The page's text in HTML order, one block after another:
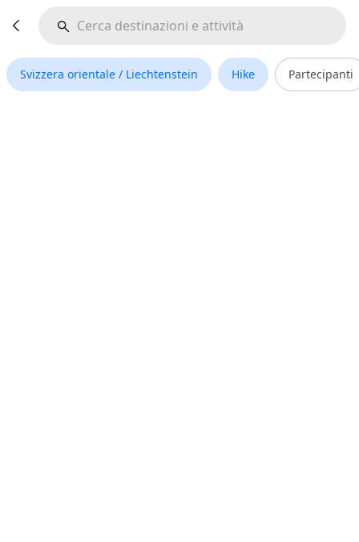
Svizzera orientale / Liechtenstein Hike Partecipanti